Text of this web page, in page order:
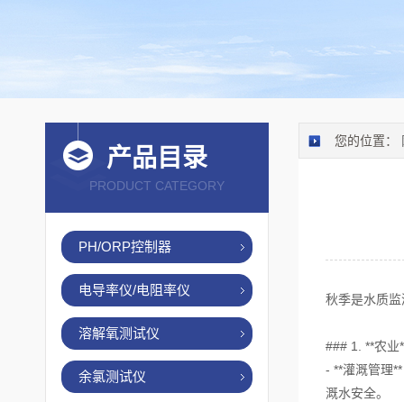
产品目录
PRODUCT CATEGORY
PH/ORP控制器
电导率仪/电阻率仪
溶解氧测试仪
余氯测试仪
您的位置：
秋季是水质
### 1. **农业
- **灌溉管理
溉水安全。